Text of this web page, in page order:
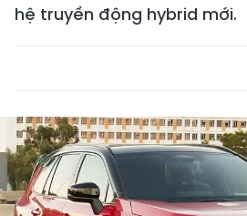
hệ truyền động hybrid mới.